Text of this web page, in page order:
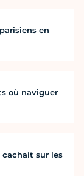
en
où naviguer
cachait sur les